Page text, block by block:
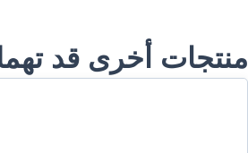
منتجات أخرى قد